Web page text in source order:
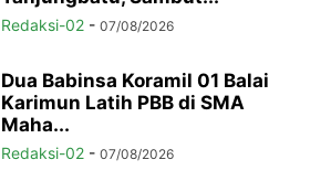
Redaksi-02 - 07/08/2026
Dua Babinsa Koramil 01 Balai
Karimun Latih PBB di SMA
Maha...
Redaksi-02 - 07/08/2026